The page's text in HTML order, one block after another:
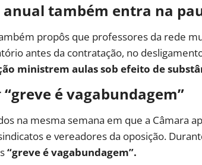
anual também entra na
propôs que professores da rede
antes da contratação, no
ministrem aulas sob efeito de
“greve é vagabundagem”
na mesma semana em que a Câmara
e vereadores da oposição.
“greve é vagabundagem”.